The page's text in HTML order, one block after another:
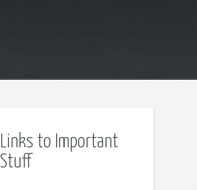
Links to Important
Stuff